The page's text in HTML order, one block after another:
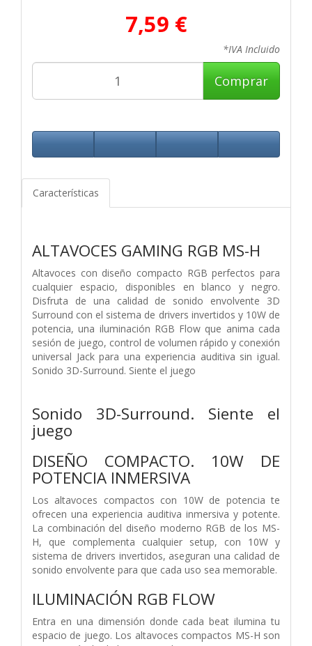
7,59 €
*IVA Incluido
Comprar
Características
ALTAVOCES GAMING RGB MS-H
Altavoces con diseño compacto RGB perfectos para
cualquier espacio, disponibles en blanco y negro.
Disfruta de una calidad de sonido envolvente 3D
Surround con el sistema de drivers invertidos y 10W de
potencia, una iluminación RGB Flow que anima cada
sesión de juego, control de volumen rápido y conexión
universal Jack para una experiencia auditiva sin igual.
Sonido 3D-Surround. Siente el juego
Sonido 3D-Surround. Siente el
juego
DISEÑO COMPACTO. 10W DE
POTENCIA INMERSIVA
Los altavoces compactos con 10W de potencia te
ofrecen una experiencia auditiva inmersiva y potente.
La combinación del diseño moderno RGB de los MS-
H, que complementa cualquier setup, con 10W y
sistema de drivers invertidos, aseguran una calidad de
sonido envolvente para que cada uso sea memorable.
ILUMINACIÓN RGB FLOW
Entra en una dimensión donde cada beat ilumina tu
espacio de juego. Los altavoces compactos MS-H son